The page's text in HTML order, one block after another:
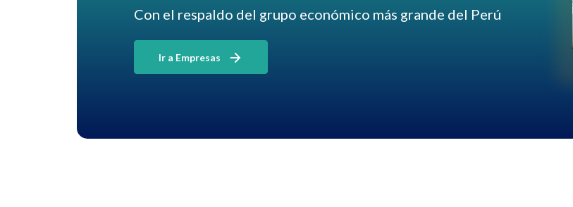
Con el respaldo del grupo económico más grande del Perú
Ir a Empresas